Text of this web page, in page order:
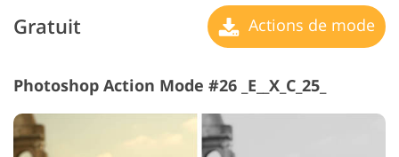
Gratuit Actions de mode
Photoshop Action Mode #26 _E__X_C_25_